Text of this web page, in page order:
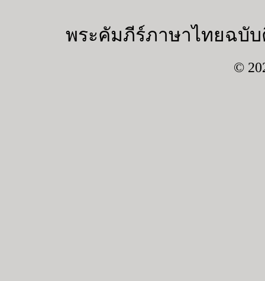
พระคัมภีร์ภาษาไทยฉบับ
©